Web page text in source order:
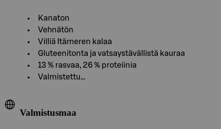
Kanaton
Vehnätön
Villiä Itämeren kalaa
Gluteenitonta ja vatsaystävällistä kauraa
13 % rasvaa, 26 % proteiinia
Valmistettu…
Valmistusmaa